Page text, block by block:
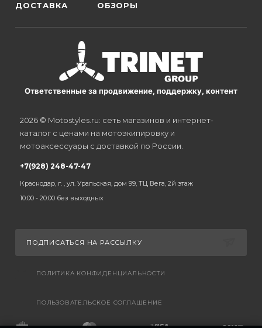
ДОСТАВКА ОБЗОРЫ
Ответственные за продвижение, поддержку, контент
2026 © Motostyles.ru: сеть магазинов и интернет-
каталог с ценами на мотоэкипировку и
мотоаксессуары с доставкой по России.
+7(928) 248-47-47
Краснодар, г. , ул. Уральская, дом 99, ТЦ Вега, 2й этаж
10:00 - 20:00 без выходных
ПОДПИСАТЬСЯ НА РАССЫЛКУ
ПОЛИТИКА КОНФИДЕНЦИАЛЬНОСТИ
ПОЛЬЗОВАТЕЛЬСКОЕ СОГЛАШЕНИЕ